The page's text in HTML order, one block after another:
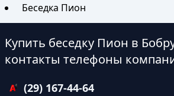
Беседка Пион
Купить беседку Пион в
контакты телефоны
(29) 167-44-64